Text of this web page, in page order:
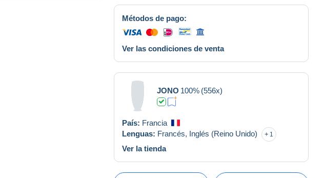
Métodos de pago:
Ver las condiciones de venta
JONO 100% (556x)
País: Francia
Lenguas: Francés, Inglés (Reino Unido) 1
Ver la tienda